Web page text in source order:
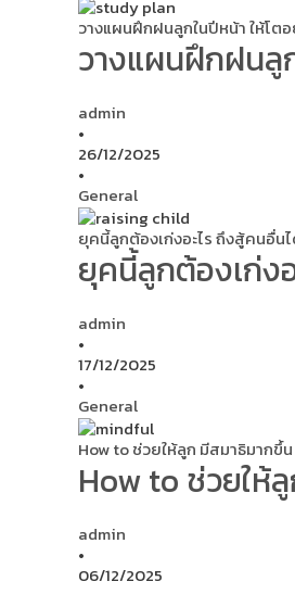
วางแผนฝึกฝนลูกในปีหน้า ให้โ
วางแผนฝึกฝนลู
admin
•
26/12/2025
•
General
ยุคนี้ลูกต้องเก่งอะไร ถึงสู้คนอื่น
ยุคนี้ลูกต้องเก่ง
admin
•
17/12/2025
•
General
How to ช่วยให้ลูก มีสมาธิมากขึ้น
How to ช่วยให้
admin
•
06/12/2025